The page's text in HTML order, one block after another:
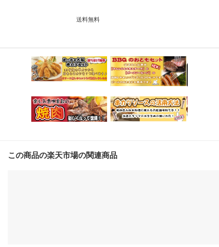
送料無料
この商品の楽天市場の関連商品